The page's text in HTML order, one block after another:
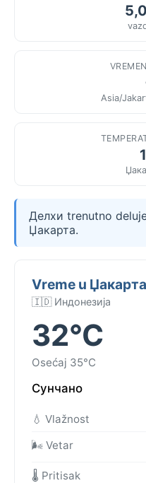
Asia/
Делхи trenutno
Џакарта.
Vreme u Џакарта
🇮🇩 Индонезија
32°C
Osećaj 35°C
Сунчано
💧 Vlažnost
🌬️ Vetar
🌡️ Pritisak